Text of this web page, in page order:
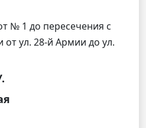
№ 1 до пересечения с
ул. 28-й Армии до ул.